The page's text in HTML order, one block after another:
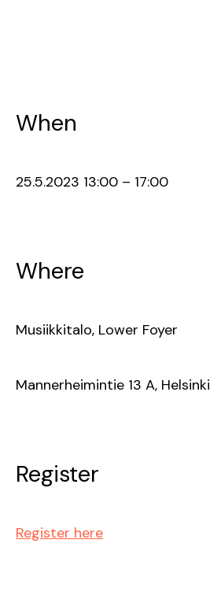
When
25.5.2023 13:00 – 17:00
Where
Musiikkitalo, Lower Foyer
Mannerheimintie 13 A, Helsinki
Register
Register here